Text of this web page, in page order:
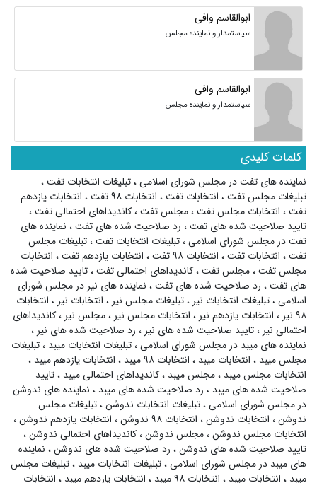
ابوالقاسم وافی
سیاستمدار و نماینده مجلس
ابوالقاسم وافی
سیاستمدار و نماینده مجلس
کلمات کلیدی
نماینده های تفت در مجلس شورای اسلامی،تبلیغات انتخابات تفت،
تبلیغات مجلس تفت، انتخابات تفت، انتخابات ۹۸ تفت ، انتخابات یازدهم
تفت، انتخابات مجلس تفت،مجلس تفت،کاندیداهای احتمالی تفت،
تایید صلاحیت شده های تفت، رد صلاحیت شده های تفت، نماینده های
تفت در مجلس شورای اسلامی،تبلیغات انتخابات تفت،تبلیغات مجلس
تفت، انتخابات تفت، انتخابات ۹۸ تفت ، انتخابات یازدهم تفت، انتخابات
مجلس تفت،مجلس تفت،کاندیداهای احتمالی تفت،تایید صلاحیت شده
های تفت، رد صلاحیت شده های تفت، نماینده های نیر در مجلس شورای
اسلامی،تبلیغات انتخابات نیر ،تبلیغات مجلس نیر ، انتخابات نیر ، انتخابات
۹۸ نیر
، انتخابات یازدهم نیر ، انتخابات مجلس نیر ،مجلس نیر ،کاندیداهای
احتمالی نیر ،تایید صلاحیت شده های نیر ، رد صلاحیت شده های نیر ،
نماینده های میبد در مجلس شورای اسلامی،تبلیغات انتخابات میبد ،تبلیغات
مجلس میبد ، انتخابات میبد ، انتخابات ۹۸ میبد ، انتخابات یازدهم میبد ،
انتخابات مجلس میبد ،مجلس میبد ،کاندیداهای احتمالی میبد ،تایید
صلاحیت شده های میبد ، رد صلاحیت شده های میبد ، نماینده های ندوشن
در مجلس شورای اسلامی،تبلیغات انتخابات ندوشن،تبلیغات مجلس
ندوشن، انتخابات ندوشن، انتخابات ۹۸ ندوشن ، انتخابات یازدهم ندوشن،
انتخابات مجلس ندوشن،مجلس ندوشن،کاندیداهای احتمالی ندوشن،
تایید صلاحیت شده های ندوشن، رد صلاحیت شده های ندوشن، نماینده
های میبد در مجلس شورای اسلامی،تبلیغات انتخابات میبد ،تبلیغات مجلس
میبد ، انتخابات میبد ، انتخابات ۹۸ میبد ، انتخابات یازدهم میبد ، انتخابات